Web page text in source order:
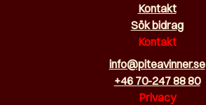
Kontakt
Sök bidrag
Kontakt
info@piteavinner.se
+46 70-247 88 80
Privacy